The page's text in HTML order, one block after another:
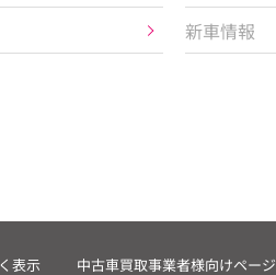
新車情報
表示 中古車買取事業者様向けページ